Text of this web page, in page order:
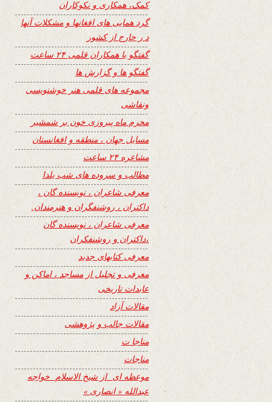
کمک، همکاری و نکوکاران
گرد همایی های افغانها و مشکلات آنها
د ر خارج از کشور
گفتگو با همکاران قلمی ۲۴ ساعت
گفتگو ها و گزارش ها
مجموعه های قلمی هنر خوشنویسی
ونقاشی
محرم ماه پیروزی خون بر شمشیر
مسایل جهان ، منطقه و افغانستان
مشاعره ۲۴ ساعت
مطالب و سروده های شب یلدا
معرفی شاعران ، نویسنده گان ،
داکتران ، روشنفگران و هنرمندان.
معرفی شاعران ، نویسنده گان
،داکتران و روشنفکران
معرفی کتابهای جدید
معرفی و تجلیل از مساجد ، اماکن و
عابدات تاریخی
مقالات آزاد
مقالات جالب و پژوهشی
مناجا ت
مناجات
موعظه ای از شیخ الاسلام خواجه
عبدالله « انصاری »